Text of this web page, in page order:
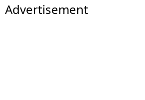
Advertisement